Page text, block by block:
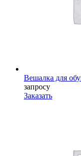
Вешалка для
запросу
Заказать